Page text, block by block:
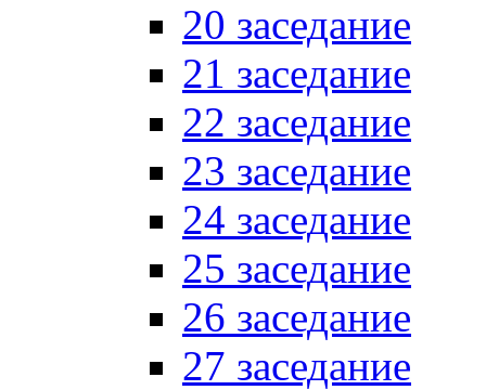
20 заседание
21 заседание
22 заседание
23 заседание
24 заседание
25 заседание
26 заседание
27 заседание